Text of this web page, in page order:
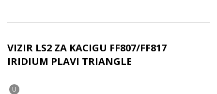
VIZIR LS2 ZA KACIGU FF807/FF817
IRIDIUM PLAVI TRIANGLE
U